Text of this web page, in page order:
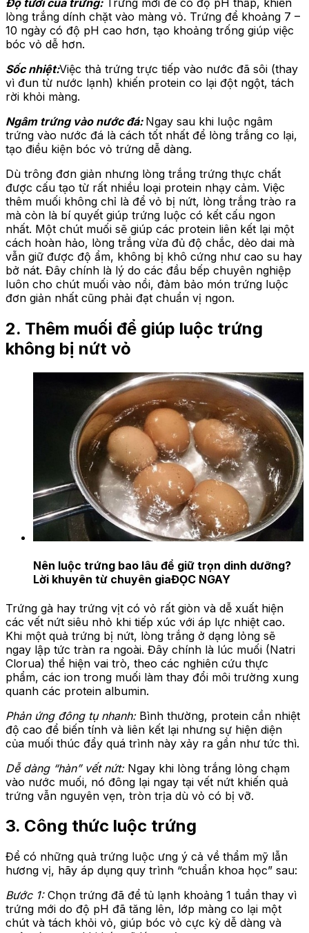
Độ tươi của trứng:Trứng mới đẻ có độ pH thấp, khiến
lòng trắng dính chặt vào màng vỏ. Trứng để khoảng 7 –
10 ngày có độ pH cao hơn, tạo khoảng trống giúp việc
bóc vỏ dễ hơn.
Sốc nhiệt:Việc thả trứng trực tiếp vào nước đã sôi (thay
vì đun từ nước lạnh) khiến protein co lại đột ngột, tách
rời khỏi màng.
Ngâm trứng vào nước đá: Ngay sau khi luộc ngâm
trứng vào nước đá là cách tốt nhất để lòng trắng co lại,
tạo điều kiện bóc vỏ trứng dễ dàng.
Dù trông đơn giản nhưng lòng trắng trứng thực chất
được cấu tạo từ rất nhiều loại protein nhạy cảm. Việc
thêm muối không chỉ là để vỏ bị nứt, lòng trắng trào ra
mà còn là bí quyết giúp trứng luộc có kết cấu ngon
nhất. Một chút muối sẽ giúp các protein liên kết lại một
cách hoàn hảo, lòng trắng vừa đủ độ chắc, dẻo dai mà
vẫn giữ được độ ẩm, không bị khô cứng như cao su hay
bở nát. Đây chính là lý do các đầu bếp chuyên nghiệp
luôn cho chút muối vào nồi, đảm bảo món trứng luộc
đơn giản nhất cũng phải đạt chuẩn vị ngon.
2. Thêm muối để giúp luộc trứng
không bị nứt vỏ
Nên luộc trứng bao lâu để giữ trọn dinh dưỡng?
Lời khuyên từ chuyên giaĐỌC NGAY
Trứng gà hay trứng vịt có vỏ rất giòn và dễ xuất hiện
các vết nứt siêu nhỏ khi tiếp xúc với áp lực nhiệt cao.
Khi một quả trứng bị nứt, lòng trắng ở dạng lỏng sẽ
ngay lập tức tràn ra ngoài. Đây chính là lúc muối (Natri
Clorua) thể hiện vai trò, theo các nghiên cứu thực
phẩm, các ion trong muối làm thay đổi môi trường xung
quanh các protein albumin.
Phản ứng đông tụ nhanh:Bình thường, protein cần nhiệt
độ cao để biến tính và liên kết lại nhưng sự hiện diện
của muối thúc đẩy quá trình này xảy ra gần như tức thì.
Dễ dàng “hàn” vết nứt: Ngay khi lòng trắng lỏng chạm
vào nước muối, nó đông lại ngay tại vết nứt khiến quả
trứng vẫn nguyên vẹn, tròn trịa dù vỏ có bị vỡ.
3. Công thức luộc trứng
Để có những quả trứng luộc ưng ý cả về thẩm mỹ lẫn
hương vị, hãy áp dụng quy trình “chuẩn khoa học” sau:
Bước 1: Chọn trứng đã để tủ lạnh khoảng 1 tuần thay vì
trứng mới do độ pH đã tăng lên, lớp màng co lại một
chút và tách khỏi vỏ, giúp bóc vỏ cực kỳ dễ dàng và